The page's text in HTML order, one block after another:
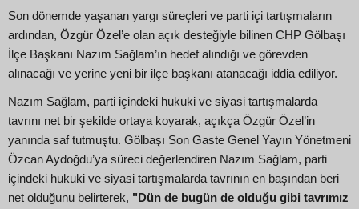
Son dönemde yaşanan yargı süreçleri ve parti içi tartışmaların
ardından, Özgür Özel’e olan açık desteğiyle bilinen CHP Gölbaşı
İlçe Başkanı Nazım Sağlam’ın hedef alındığı ve görevden
alınacağı ve yerine yeni bir ilçe başkanı atanacağı iddia ediliyor.
Nazım Sağlam, parti içindeki hukuki ve siyasi tartışmalarda
tavrını net bir şekilde ortaya koyarak, açıkça Özgür Özel’in
yanında saf tutmuştu. Gölbaşı Son Gaste Genel Yayın Yönetmeni
Özcan Aydoğdu’ya süreci değerlendiren Nazım Sağlam, parti
içindeki hukuki ve siyasi tartışmalarda tavrının en başından beri
net olduğunu belirterek, "Dün de bugün de olduğu gibi tavrımız